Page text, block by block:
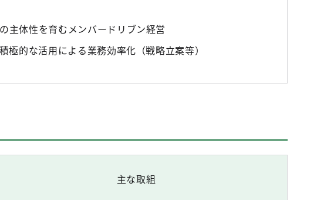
主体性を育むメンバードリブン経営
極的な活用による業務効率化（戦略立案等）
主な取組